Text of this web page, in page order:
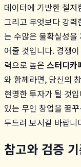
데이터에 기반한 철
그리고 무엇보다 강
는 수많은 불확실성을
어줄 것입니다. 경쟁
력으로 높은 스터디카
와 함께라면, 당신의
현명한 투자가 될 것
있는 무인 창업을 꿈
두드려 보시길 바랍니
참고와 검증